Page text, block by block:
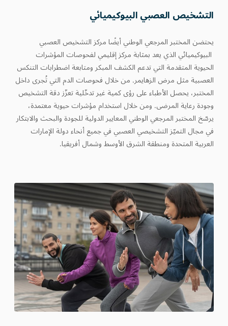
التشخيص العصبي البيوكيميائي
يحتضن المختبر المرجعي الوطني أيضًا مركز التشخيص العصبي
البيوكيميائي الذي يعد بمثابة مركز إقليمي لفحوصات المؤشرات
الحيوية المتقدمة التي تدعم الكشف المبكر ومتابعة اضطرابات التنكس
العصبية مثل مرض الزهايمر. من خلال فحوصات الدم التي تُجرى داخل
المختبر، يحصل الأطباء على رؤى كمية غير تدخّلية تعزّز دقة التشخيص
وجودة رعاية المرضى. ومن خلال استخدام مؤشرات حيوية معتمدة،
يرسّخ المختبر المرجعي الوطني المعايير الدولية للجودة والبحث والابتكار
في مجال التميّز التشخيصي العصبي في جميع أنحاء دولة الإمارات
العربية المتحدة ومنطقة الشرق الأوسط وشمال أفريقيا.